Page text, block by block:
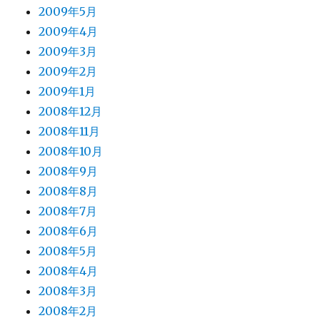
2009年5月
2009年4月
2009年3月
2009年2月
2009年1月
2008年12月
2008年11月
2008年10月
2008年9月
2008年8月
2008年7月
2008年6月
2008年5月
2008年4月
2008年3月
2008年2月